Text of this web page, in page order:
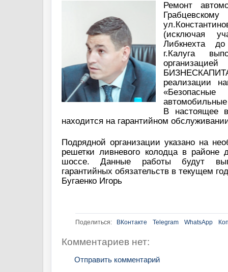
Ремонт
(исключая
Либкнехта
г.Калуга
реализации
В настоящее
находится на гарантийном
Подрядной организации указано на
решетки ливневого колодца в районе
шоссе. Данные работы будут
гарантийных обязательств в текущем
Бугаенко Игорь
Поделиться: ВКонтакте Telegram WhatsApp
Комментариев нет:
Отправить комментарий